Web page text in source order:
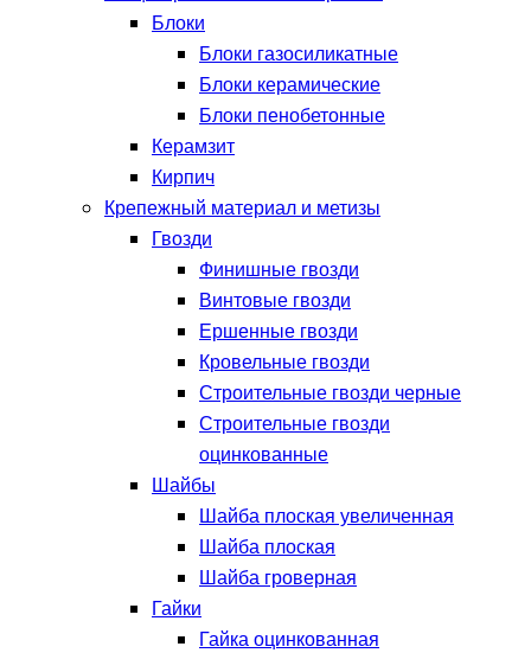
Блоки
Блоки газосиликатные
Блоки керамические
Блоки пенобетонные
Керамзит
Кирпич
Крепежный материал и метизы
Гвозди
Финишные гвозди
Винтовые гвозди
Ершенные гвозди
Кровельные гвозди
Строительные гвозди черные
Строительные гвозди
оцинкованные
Шайбы
Шайба плоская увеличенная
Шайба плоская
Шайба гроверная
Гайки
Гайка оцинкованная